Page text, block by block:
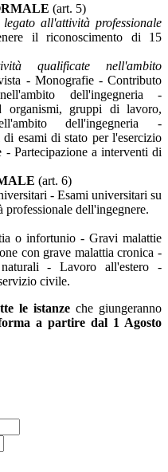
(art. 5)
all'attività professionale
il riconoscimento di 15
qualificate nell'ambito
- Monografie - Contributo
dell'ingegneria -
organismi, gruppi di lavoro,
dell'ingegneria -
esami di stato per l'esercizio
- Partecipazione a interventi di
(art. 6)
- Esami universitari su
dell'ingegnere.
o infortunio - Gravi malattie
con grave malattia cronica -
- Lavoro all'estero -
civile.
le istanze che giungeranno
a partire dal 1 Agosto